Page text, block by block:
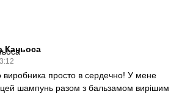
Каньоса
виробника просто в сердечно! У мене
цей шампунь разом з бальзамом вирішим